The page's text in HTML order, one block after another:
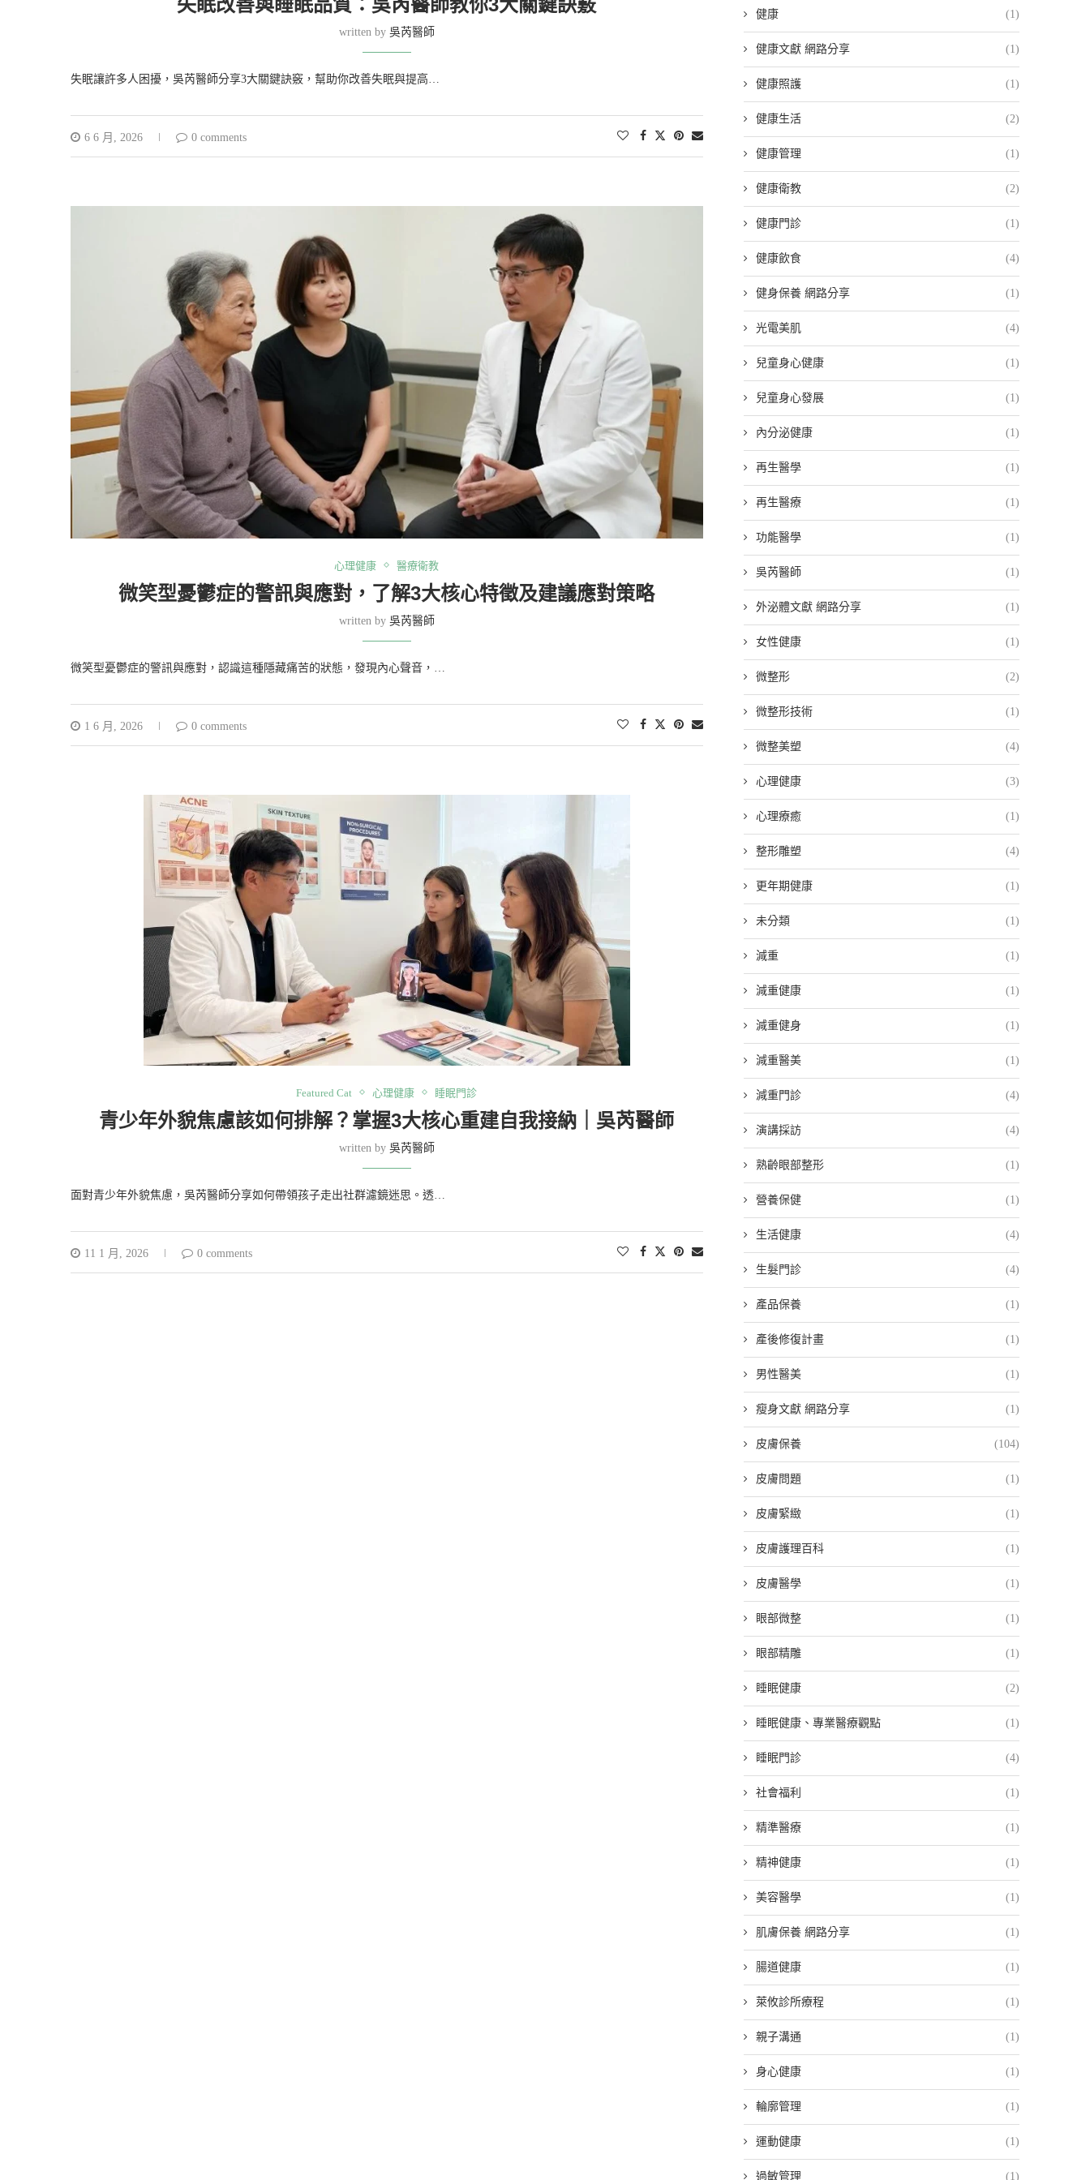
失眠改善與睡眠品質：吳芮醫師教你3大關鍵訣竅
written by 吳芮醫師
失眠讓許多人困擾，吳芮醫師分享3大關鍵訣竅，幫助你改善失眠與提高…
6 6 月, 2026 0 comments
心理健康 醫療衛教
微笑型憂鬱症的警訊與應對，了解3大核心特徵及建議應對策略
written by 吳芮醫師
微笑型憂鬱症的警訊與應對，認識這種隱藏痛苦的狀態，發現內心聲音，…
1 6 月, 2026 0 comments
Featured Cat 心理健康 睡眠門診
青少年外貌焦慮該如何排解？掌握3大核心重建自我接納｜吳芮醫師
written by 吳芮醫師
面對青少年外貌焦慮，吳芮醫師分享如何帶領孩子走出社群濾鏡迷思。透…
11 1 月, 2026 0 comments
健康 (1)
健康文獻 網路分享 (1)
健康照護 (1)
健康生活 (2)
健康管理 (1)
健康衛教 (2)
健康門診 (1)
健康飲食 (4)
健身保養 網路分享 (1)
光電美肌 (4)
兒童身心健康 (1)
兒童身心發展 (1)
內分泌健康 (1)
再生醫學 (1)
再生醫療 (1)
功能醫學 (1)
吳芮醫師 (1)
外泌體文獻 網路分享 (1)
女性健康 (1)
微整形 (2)
微整形技術 (1)
微整美塑 (4)
心理健康 (3)
心理療癒 (1)
整形雕塑 (4)
更年期健康 (1)
未分類 (1)
減重 (1)
減重健康 (1)
減重健身 (1)
減重醫美 (1)
減重門診 (4)
演講採訪 (4)
熟齡眼部整形 (1)
營養保健 (1)
生活健康 (4)
生髮門診 (4)
產品保養 (1)
產後修復計畫 (1)
男性醫美 (1)
瘦身文獻 網路分享 (1)
皮膚保養 (104)
皮膚問題 (1)
皮膚緊緻 (1)
皮膚護理百科 (1)
皮膚醫學 (1)
眼部微整 (1)
眼部精雕 (1)
睡眠健康 (2)
睡眠健康、專業醫療觀點 (1)
睡眠門診 (4)
社會福利 (1)
精準醫療 (1)
精神健康 (1)
美容醫學 (1)
肌膚保養 網路分享 (1)
腸道健康 (1)
萊攸診所療程 (1)
親子溝通 (1)
身心健康 (1)
輪廓管理 (1)
運動健康 (1)
過敏管理 (1)